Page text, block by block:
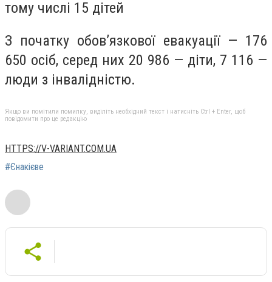
тому числі 15 дітей
З початку обов’язкової евакуації — 176
650 осіб, серед них 20 986 — діти, 7 116 —
люди з інвалідністю.
Якщо ви помітили помилку, виділіть необхідний текст і натисніть Ctrl + Enter, щоб
повідомити про це редакцію
HTTPS://V-VARIANT.COM.UA
#Єнакієве